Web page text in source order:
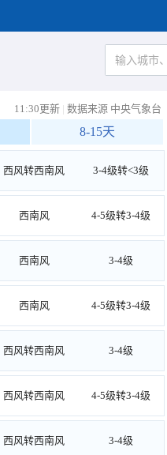
11:30更新 | 数据来源 中央气象台
8-15天
西风转西南风 3-4级转<3级
西南风 4-5级转3-4级
西南风 3-4级
西南风 4-5级转3-4级
西风转西南风 3-4级
西风转西南风 4-5级转3-4级
西风转西南风 3-4级